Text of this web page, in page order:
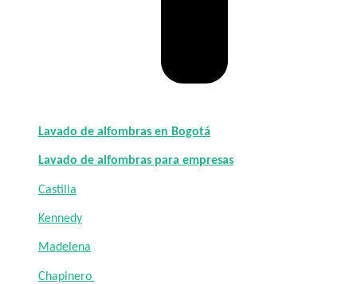
Lavado de alfombras en Bogotá
Lavado de alfombras para empresas
Castilla
Kennedy
Madelena
Chapinero